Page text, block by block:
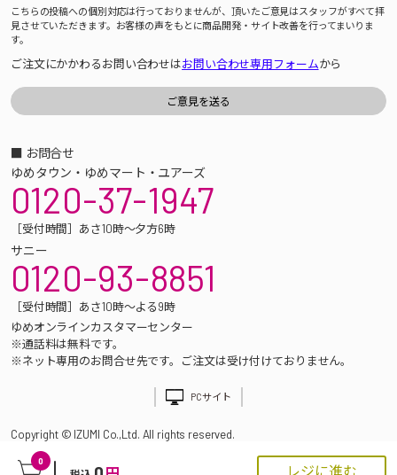
0
レジに進む
こちらの投稿への個別対応は行っておりませんが、頂いたご意見はスタッフがすべて拝
見させていただきます。お客様の声をもとに商品開発・サイト改善を行ってまいりま
す。
ご注文にかかわるお問い合わせはお問い合わせ専用フォームから
■ お問合せ
ゆめタウン・ゆめマート・ユアーズ
0120-37-1947
［受付時間］あさ10時～夕方6時
サニー
0120-93-8851
［受付時間］あさ10時～よる9時
ゆめオンラインカスタマーセンター
※通話料は無料です。
※ネット専用のお問合せ先です。ご注文は受け付けておりません。
PCサイト
Copyright © IZUMI Co.,Ltd. All rights reserved.